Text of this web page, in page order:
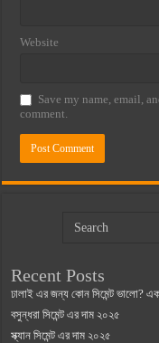
Website
Save my name, email,
comment.
Recent Posts
ঢালাই এর জন্য কোন সিমেন্ট ভালো?
বসুন্ধরা সিমেন্ট এর দাম ২০২৫
স্ক্যান সিমেন্ট এর দাম ২০২৫